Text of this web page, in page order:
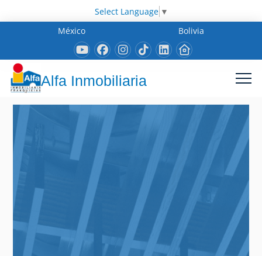
Select Language ▼
México
Bolivia
Alfa Inmobiliaria